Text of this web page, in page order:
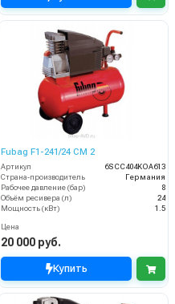
Fubag F1-241/24 CM 2
Артикул
6SCC404KOA613
Страна-производитель
Германия
Рабочее давление (бар)
8
Объём ресивера (л)
24
Мощность (кВт)
1.5
Цена
20 000 руб.
Купить